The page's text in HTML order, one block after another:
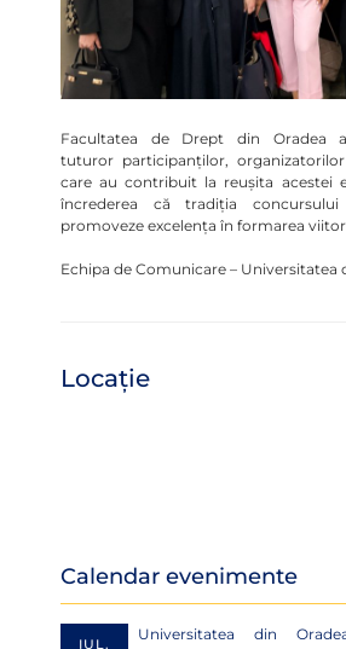
Facultatea de Drept din Oradea
tuturor participanților,
care au contribuit la reușita acestei
încrederea că tradiția
promoveze excelența în formarea
Echipa de Comunicare – Universitatea
Locație
Calendar evenimente
IUL.
Universitatea din